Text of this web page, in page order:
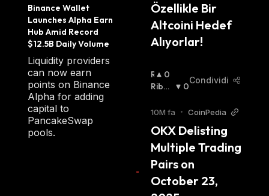
Binance Wallet
Launches Alpha Earn
Hub Amid Record
$12.5B Daily Volume
Liquidity providers
can now earn
points on Binance
Alpha for adding
capital to
PancakeSwap
pools.
Özellikle Bir
Altcoini Hedef
Alıyorlar!
R
I
L
I
S
T
A
:
0
Ribas
0
Condividi
10M fa • CoinPedia
OKX Delisting
Multiple Trading
Pairs on
October 23,